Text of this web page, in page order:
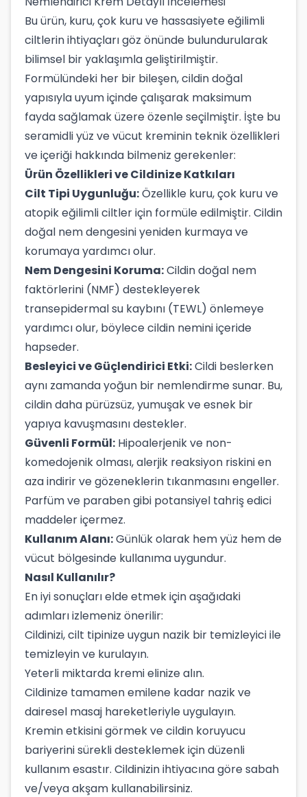
Bu ürün, kuru, çok kuru ve hassasiyete eğilimli
ciltlerin ihtiyaçları göz önünde bulundurularak
bilimsel bir yaklaşımla geliştirilmiştir.
Formülündeki her bir bileşen, cildin doğal
yapısıyla uyum içinde çalışarak maksimum
fayda sağlamak üzere özenle seçilmiştir. İşte bu
seramidli yüz ve vücut kreminin teknik özellikleri
ve içeriği hakkında bilmeniz gerekenler:
Ürün Özellikleri ve Cildinize Katkıları
Cilt Tipi Uygunluğu:Özellikle kuru, çok kuru ve
atopik eğilimli ciltler için formüle edilmiştir. Cildin
doğal nem dengesini yeniden kurmaya ve
korumaya yardımcı olur.
Nem Dengesini Koruma:Cildin doğal nem
faktörlerini (NMF) destekleyerek
transepidermal su kaybını (TEWL) önlemeye
yardımcı olur, böylece cildin nemini içeride
hapseder.
Besleyici ve Güçlendirici Etki:Cildi beslerken
aynı zamanda yoğun bir nemlendirme sunar. Bu,
cildin daha pürüzsüz, yumuşak ve esnek bir
yapıya kavuşmasını destekler.
Güvenli Formül: Hipoalerjenik ve non-
komedojenik olması, alerjik reaksiyon riskini en
aza indirir ve gözeneklerin tıkanmasını engeller.
Parfüm ve paraben gibi potansiyel tahriş edici
maddeler içermez.
Kullanım Alanı:Günlük olarak hem yüz hem de
vücut bölgesinde kullanıma uygundur.
Nasıl Kullanılır?
En iyi sonuçları elde etmek için aşağıdaki
adımları izlemeniz önerilir:
Cildinizi, cilt tipinize uygun nazik bir temizleyici ile
temizleyin ve kurulayın.
Yeterli miktarda kremi elinize alın.
Cildinize tamamen emilene kadar nazik ve
dairesel masaj hareketleriyle uygulayın.
Kremin etkisini görmek ve cildin koruyucu
bariyerini sürekli desteklemek için düzenli
kullanım esastır. Cildinizin ihtiyacına göre sabah
ve/veya akşam kullanabilirsiniz.